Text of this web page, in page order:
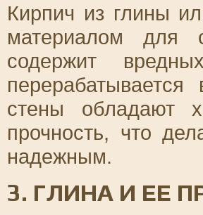
Кирпич из глины
материалом для
содержит
стены обладают
прочность, что
надежным.
3. ГЛИНА И ЕЕ